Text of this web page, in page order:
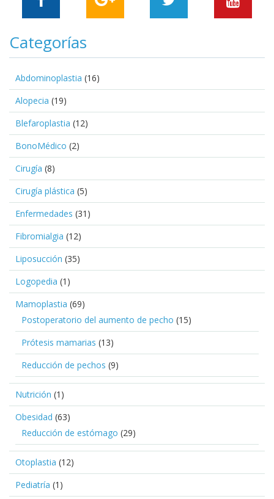
Categorías
Abdominoplastia (16)
Alopecia (19)
Blefaroplastia (12)
BonoMédico (2)
Cirugía (8)
Cirugía plástica (5)
Enfermedades (31)
Fibromialgia (12)
Liposucción (35)
Logopedia (1)
Mamoplastia (69)
Postoperatorio del aumento de pecho (15)
Prótesis mamarias (13)
Reducción de pechos (9)
Nutrición (1)
Obesidad (63)
Reducción de estómago (29)
Otoplastia (12)
Pediatría (1)